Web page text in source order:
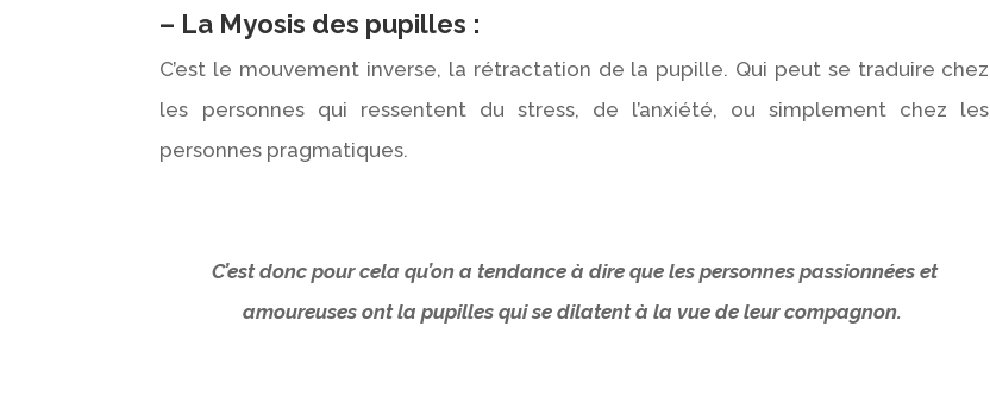
– La Myosis des pupilles :
C’est le mouvement inverse, la rétractation de la pupille. Qui peut se traduire chez
les personnes qui ressentent du stress, de l’anxiété, ou simplement chez les
personnes pragmatiques.
C’est donc pour cela qu’on a tendance à dire que les personnes passionnées et
amoureuses ont la pupilles qui se dilatent à la vue de leur compagnon.